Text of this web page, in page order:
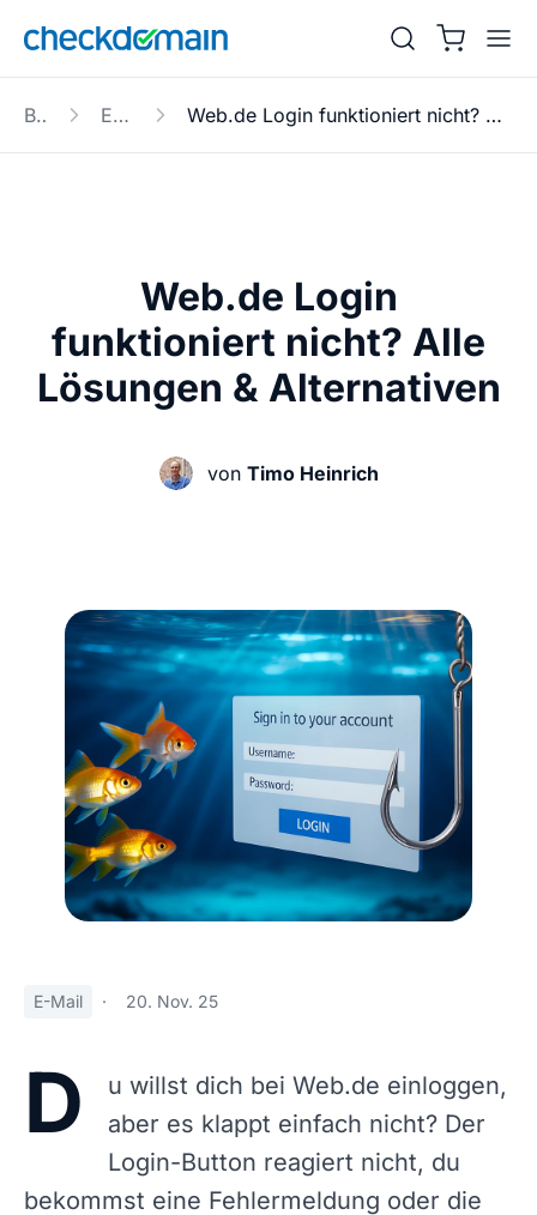
Blog E-Mail Web.de Login funktioniert nicht? Alle Lösungen & Alternativen
Web.de Login
funktioniert nicht? Alle
Lösungen & Alternativen
von Timo Heinrich
E-Mail · 20. Nov. 25
D
u willst dich bei Web.de einloggen,
aber es klappt einfach nicht? Der
Login-Button reagiert nicht, du
bekommst eine Fehlermeldung oder die